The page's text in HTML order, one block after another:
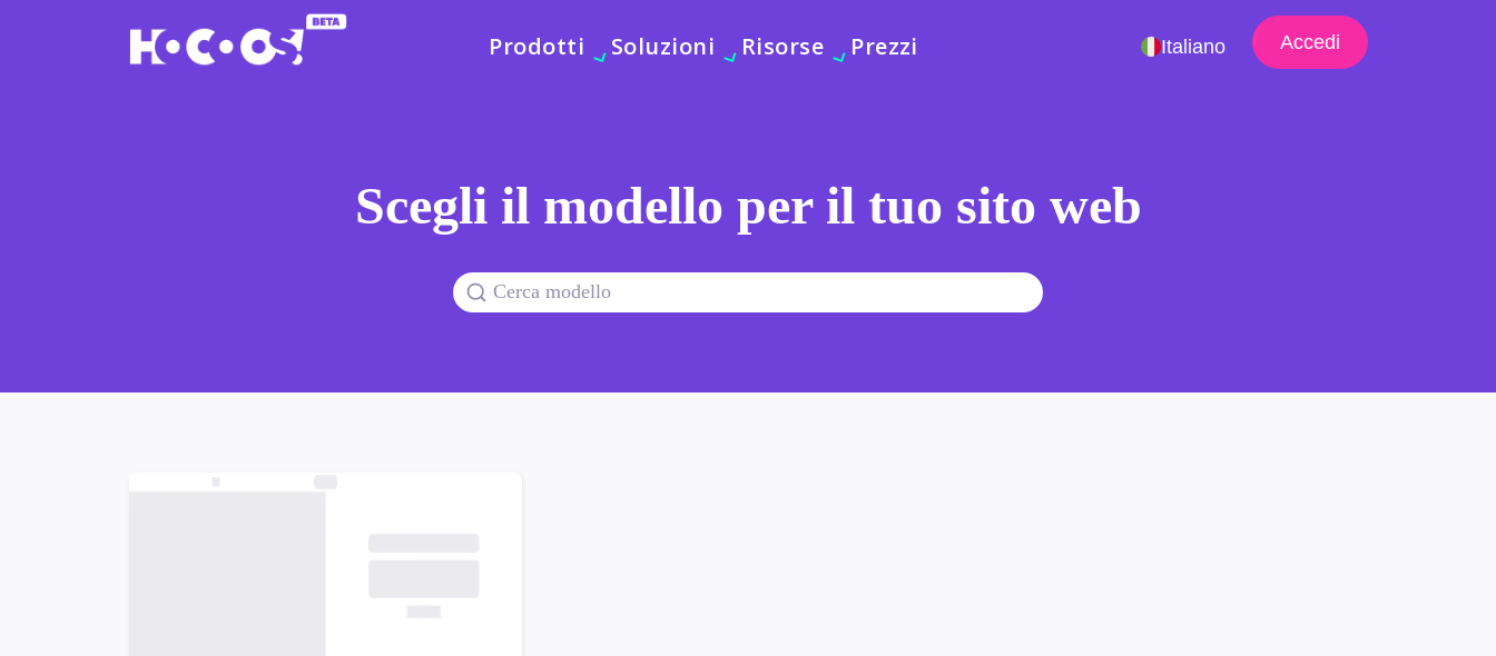
Prodotti Soluzioni Risorse Prezzi Italiano Accedi
Scegli il modello per il tuo sito web